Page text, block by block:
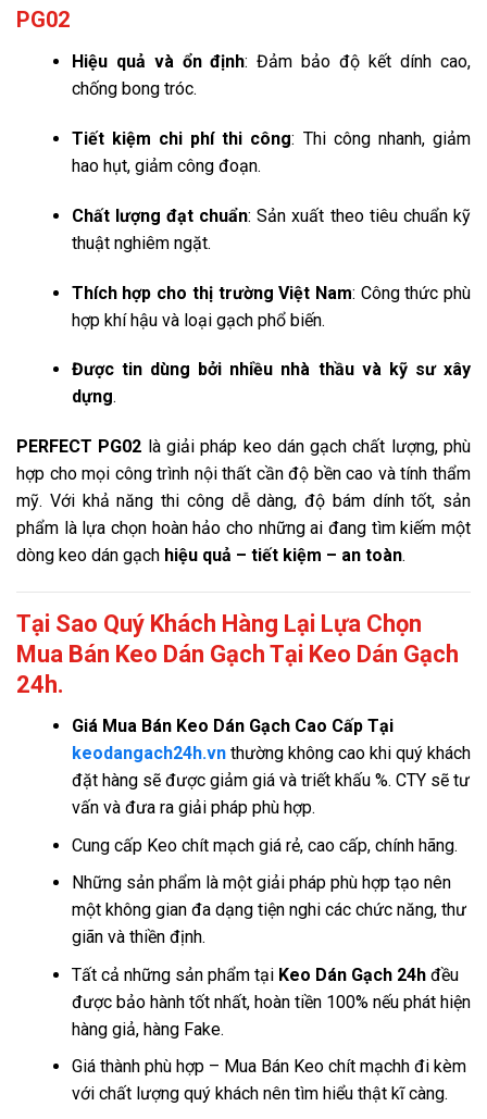
PG02
Hiệu quả và ổn định: Đảm bảo độ kết dính cao,
chống bong tróc.
Tiết kiệm chi phí thi công: Thi công nhanh, giảm
hao hụt, giảm công đoạn.
Chất lượng đạt chuẩn: Sản xuất theo tiêu chuẩn kỹ
thuật nghiêm ngặt.
Thích hợp cho thị trường Việt Nam: Công thức phù
hợp khí hậu và loại gạch phổ biến.
Được tin dùng bởi nhiều nhà thầu và kỹ sư xây
dựng.
PERFECT PG02 là giải pháp keo dán gạch chất lượng, phù
hợp cho mọi công trình nội thất cần độ bền cao và tính thẩm
mỹ. Với khả năng thi công dễ dàng, độ bám dính tốt, sản
phẩm là lựa chọn hoàn hảo cho những ai đang tìm kiếm một
dòng keo dán gạch hiệu quả – tiết kiệm – an toàn.
Tại Sao Quý Khách Hàng Lại Lựa Chọn
Mua Bán Keo Dán Gạch Tại Keo Dán Gạch
24h.
GiáMua Bán Keo Dán Gạch Cao Cấp Tại
keodangach24h.vn thường không cao khi quý khách
đặt hàng sẽ được giảm giá và triết khấu %. CTY sẽ tư
vấn và đưa ra giải pháp phù hợp.
Cung cấp Keo chít mạch giá rẻ, cao cấp, chính hãng.
Những sản phẩm là một giải pháp phù hợp tạo nên
một không gian đa dạng tiện nghi các chức năng, thư
giãn và thiền định.
Tất cả những sản phẩm tại Keo Dán Gạch 24hđều
được bảo hành tốt nhất, hoàn tiền 100% nếu phát hiện
hàng giả, hàng Fake.
Giá thành phù hợp – Mua Bán Keo chít mạchh đi kèm
với chất lượng quý khách nên tìm hiểu thật kĩ càng.